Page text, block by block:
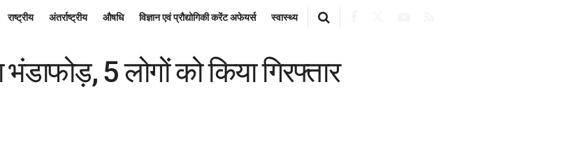
राष्ट्रीय अंतर्राष्ट्रीय औषधि विज्ञान एवं प्रौद्योगिकी करेंट अफेयर्स स्वास्थ्य
5 लोगों को किया गिरफ्तार